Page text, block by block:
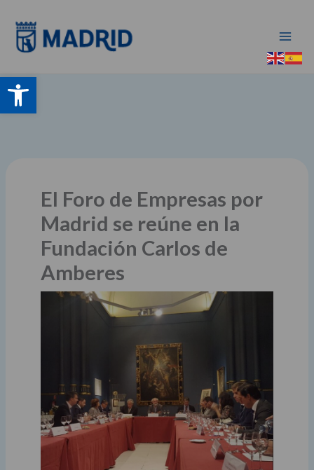
Abrir barra de herramientas
contenido
El Foro de Empresas por
Madrid se reúne en la
Fundación Carlos de
Amberes